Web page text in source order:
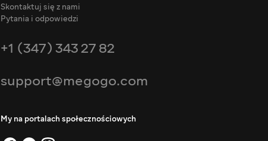
Skontaktuj się z nami
Pytania i odpowiedzi
+1 (347) 343 27 82
support@megogo.com
My na portalach społecznościowych